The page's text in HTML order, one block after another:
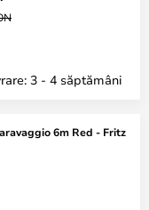
3 - 4 săptămâni
6m Red - Fritz